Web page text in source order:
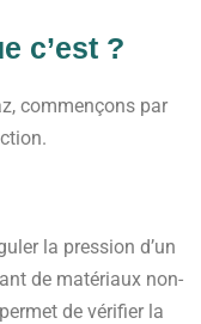
c’est ?
commençons par
la pression d’un
de matériaux non-
de vérifier la